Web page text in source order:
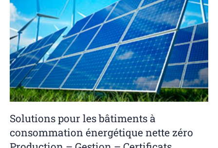
Solutions pour les bâtiments à
consommation énergétique nette zéro